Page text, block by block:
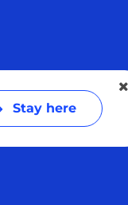
Stay here